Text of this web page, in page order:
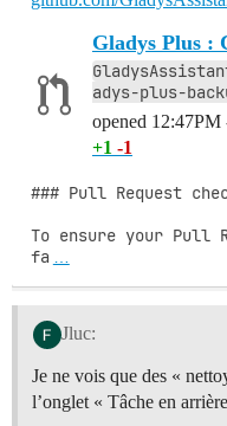
Gladys Plus :
adys-plus-
opened
+1 -1
### Pull Request
To ensure your Pull
fa
Jluc:
Je ne vois que des «
l’onglet « Tâche en